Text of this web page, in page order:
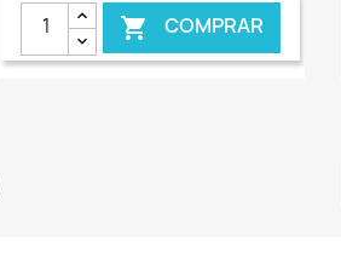
 COMPRAR